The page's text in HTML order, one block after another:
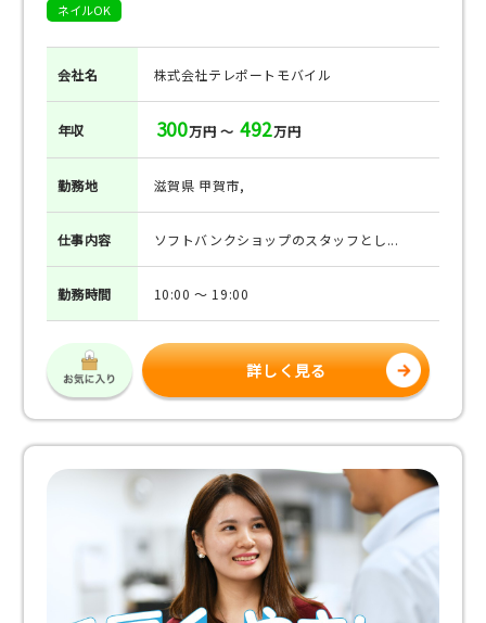
ネイルOK
会社名 株式会社テレポートモバイル
年収 300万円 ～ 492万円
勤務地 滋賀県 甲賀市,
仕事内容 ソフトバンクショップのスタッフとし...
勤務時間 10:00 ～ 19:00
詳しく見る